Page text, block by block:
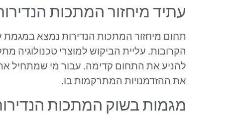
עתיד מיחזור המתכות
תחום מיחזור המתכות הנדירות נמצא
הקרובות. עליית הביקוש למוצרי טכנולוגיה
להניע את התחום קדימה. עבור מי שמתחיל את
את ההזדמנויות המתרקמות בו.
מגמות בשוק המתכות